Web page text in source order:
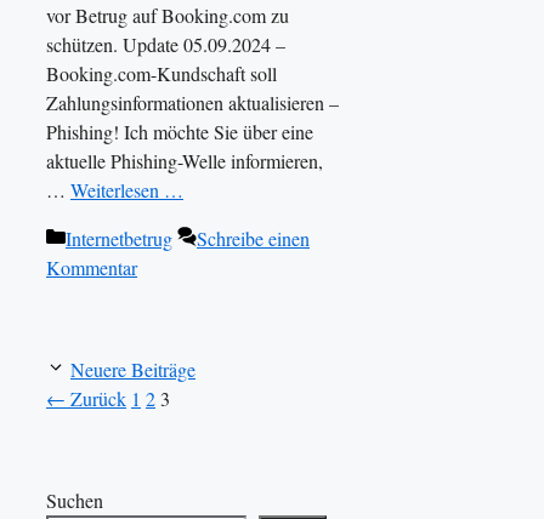
vor Betrug auf Booking.com zu
schützen. Update 05.09.2024 –
Booking.com-Kundschaft soll
Zahlungsinformationen aktualisieren –
Phishing! Ich möchte Sie über eine
aktuelle Phishing-Welle informieren,
… Weiterlesen …
Kategorien
Internetbetrug
Schreibe einen
Kommentar
Neuere Beiträge
← Zurück Seite
1 Seite
2 Seite
3
Suchen